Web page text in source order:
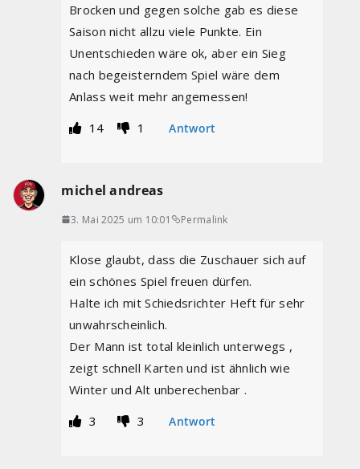
Brocken und gegen solche gab es diese
Saison nicht allzu viele Punkte. Ein
Unentschieden wäre ok, aber ein Sieg
nach begeisterndem Spiel wäre dem
Anlass weit mehr angemessen!
14
1 Antwort
michel andreas
3. Mai 2025 um 10:01 Permalink
Klose glaubt, dass die Zuschauer sich auf
ein schönes Spiel freuen dürfen.
Halte ich mit Schiedsrichter Heft für sehr
unwahrscheinlich.
Der Mann ist total kleinlich unterwegs ,
zeigt schnell Karten und ist ähnlich wie
Winter und Alt unberechenbar .
3
3 Antwort